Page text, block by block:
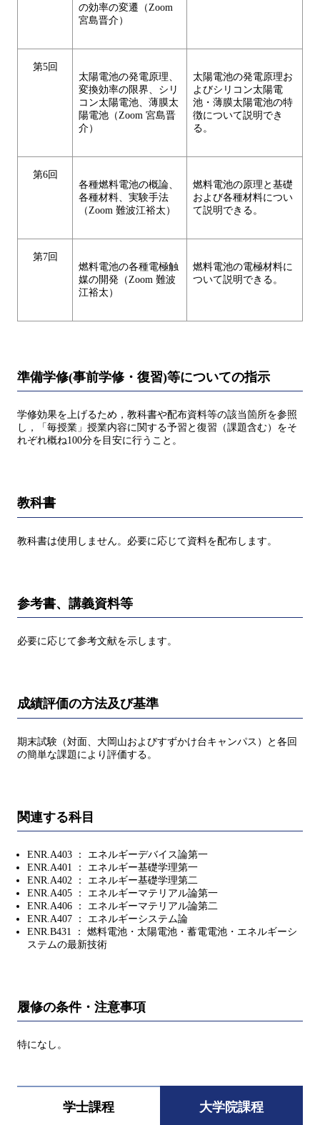
の効率の変遷（Zoom
宮島晋介）
第5回
太陽電池の発電原理、
変換効率の限界、シリ
コン太陽電池、薄膜太
陽電池（Zoom 宮島晋
介）
太陽電池の発電原理お
よびシリコン太陽電
池・薄膜太陽電池の特
徴について説明でき
る。
第6回
各種燃料電池の概論、
各種材料、実験手法
（Zoom 難波江裕太）
燃料電池の原理と基礎
および各種材料につい
て説明できる。
第7回
燃料電池の各種電極触
媒の開発（Zoom 難波
江裕太）
燃料電池の電極材料に
ついて説明できる。
準備学修(事前学修・復習)等についての指示
学修効果を上げるため，教科書や配布資料等の該当箇所を参照
し，「毎授業」授業内容に関する予習と復習（課題含む）をそ
れぞれ概ね100分を目安に行うこと。
教科書
教科書は使用しません。必要に応じて資料を配布します。
参考書、講義資料等
必要に応じて参考文献を示します。
成績評価の方法及び基準
期末試験（対面、大岡山およびすずかけ台キャンパス）と各回
の簡単な課題により評価する。
関連する科目
ENR.A403 ： エネルギーデバイス論第一
ENR.A401 ： エネルギー基礎学理第一
ENR.A402 ： エネルギー基礎学理第二
ENR.A405 ： エネルギーマテリアル論第一
ENR.A406 ： エネルギーマテリアル論第二
ENR.A407 ： エネルギーシステム論
ENR.B431 ： 燃料電池・太陽電池・蓄電電池・エネルギーシ
ステムの最新技術
履修の条件・注意事項
特になし。
学士課程 大学院課程